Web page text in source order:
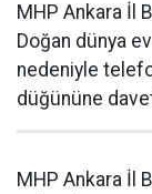
MHP Ankara İl
Doğan dünya
nedeniyle
düğününe
MHP Ankara İl